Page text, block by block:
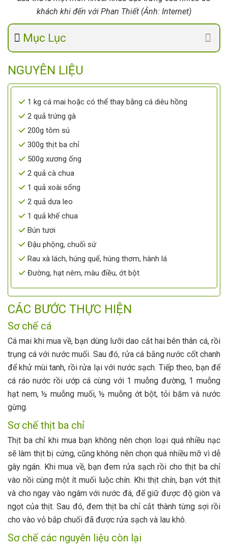
khách khi đến với Phan Thiết (Ảnh: Internet)
Mục Lục
NGUYÊN LIỆU
1 kg cá mai hoặc có thể thay bằng cá diêu hồng
2 quả trứng gà
200g tôm sú
300g thịt ba chỉ
500g xương ống
2 quả cà chua
1 quả xoài sống
2 quả dưa leo
1 quả khế chua
Bún tươi
Đậu phộng, chuối sứ
Rau xà lách, húng quế, húng thơm, hành lá
Đường, hạt nêm, màu điều, ớt bột
CÁC BƯỚC THỰC HIỆN
Sơ chế cá
Cá mai khi mua về, bạn dùng lưỡi dao cắt hai bên thân cá, rồi
trụng cá với nước muối. Sau đó, rửa cá bằng nước cốt chanh
để khử mùi tanh, rồi rửa lại với nước sạch. Tiếp theo, bạn để
cá ráo nước rồi ướp cá cùng với 1 muỗng đường, 1 muỗng
hạt nem, ½ muỗng muối, ½ muỗng ớt bột, tỏi băm và nước
gừng.
Sơ chế thịt ba chỉ
Thịt ba chỉ khi mua bạn không nên chọn loại quá nhiều nạc
sẽ làm thịt bị cứng, cũng không nên chọn quá nhiều mỡ vì dễ
gây ngán. Khi mua về, bạn đem rửa sạch rồi cho thịt ba chỉ
vào nồi cùng một ít muối luộc chín. Khi thịt chín, bạn vớt thịt
và cho ngay vào ngâm với nước đá, để giữ được độ giòn và
ngọt của thịt. Sau đó, đem thịt ba chỉ cắt thành từng sợi rồi
cho vào vỏ bắp chuối đã được rửa sạch và lau khô.
Sơ chế các nguyên liệu còn lại